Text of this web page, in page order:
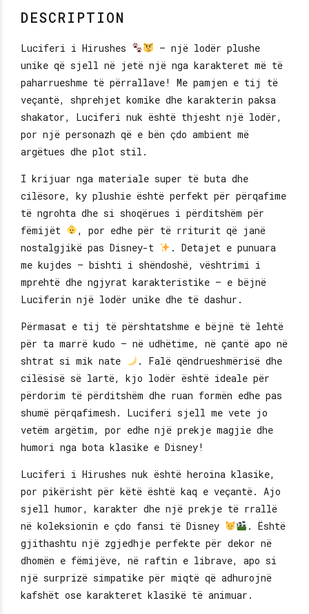
DESCRIPTION
Luciferi i Hirushes
– një lodër plushe
unike që sjell në jetë një nga karakteret më të
paharrueshme të përrallave! Me pamjen e tij të
veçantë, shprehjet komike dhe karakterin paksa
shakator, Luciferi nuk është thjesht një lodër,
por një personazh që e bën çdo ambient më
argëtues dhe plot stil.
I krijuar nga materiale super të buta dhe
cilësore, ky plushie është perfekt për përqafime
të ngrohta dhe si shoqërues i përditshëm për
fëmijët
, por edhe për të rriturit që janë
nostalgjikë pas Disney-t
. Detajet e punuara
me kujdes – bishti i shëndoshë, vështrimi i
mprehtë dhe ngjyrat karakteristike – e bëjnë
Luciferin një lodër unike dhe të dashur.
Përmasat e tij të përshtatshme e bëjnë të lehtë
për ta marrë kudo – në udhëtime, në çantë apo në
shtrat si mik nate
. Falë qëndrueshmërisë dhe
cilësisë së lartë, kjo lodër është ideale për
përdorim të përditshëm dhe ruan formën edhe pas
shumë përqafimesh. Luciferi sjell me vete jo
vetëm argëtim, por edhe një prekje magjie dhe
humori nga bota klasike e Disney!
Luciferi i Hirushes nuk është heroina klasike,
por pikërisht për këtë është kaq e veçantë. Ajo
sjell humor, karakter dhe një prekje të rrallë
në koleksionin e çdo fansi të Disney
. Është
gjithashtu një zgjedhje perfekte për dekor në
dhomën e fëmijëve, në raftin e librave, apo si
një surprizë simpatike për miqtë që adhurojnë
kafshët ose karakteret klasikë të animuar.